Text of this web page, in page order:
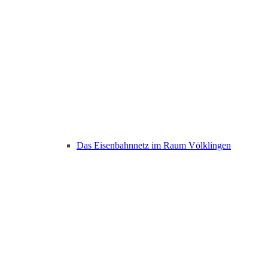
Das Eisenbahnnetz im Raum Völklingen